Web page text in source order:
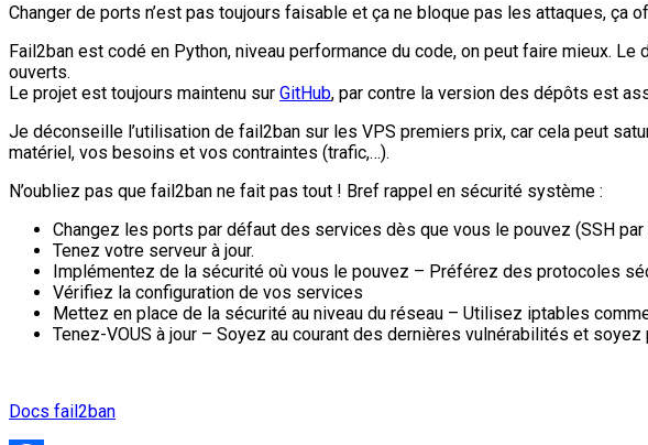
Changer de ports n’est pas toujours faisable et ça ne bloque pas les attaques, ça
Fail2ban est codé en Python, niveau performance du code, on peut faire mieux.
ouverts.
Le projet est toujours maintenu sur GitHub, par contre la version des dépôts est
Je déconseille l’utilisation de fail2ban sur les VPS premiers prix, car cela peut
matériel, vos besoins et vos contraintes (trafic,…).
N’oubliez pas que fail2ban ne fait pas tout ! Bref rappel en sécurité système :
Changez les ports par défaut des services dès que vous le pouvez (SSH
Tenez votre serveur à jour.
Implémentez de la sécurité où vous le pouvez – Préférez des protocoles
Vérifiez la configuration de vos services
Mettez en place de la sécurité au niveau du réseau – Utilisez iptables
Tenez-VOUS à jour – Soyez au courant des dernières vulnérabilités et soyez
Docs fail2ban